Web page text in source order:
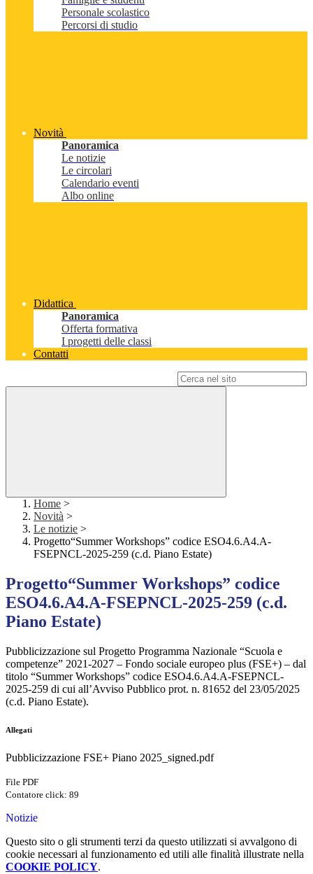
Personale scolastico
Percorsi di studio
Novità
Panoramica
Le notizie
Le circolari
Calendario eventi
Albo online
Didattica
Panoramica
Offerta formativa
I progetti delle classi
Contatti
Home >
Novità >
Le notizie >
Progetto“Summer Workshops” codice ESO4.6.A4.A-
FSEPNCL-2025-259 (c.d. Piano Estate)
Progetto“Summer Workshops” codice
ESO4.6.A4.A-FSEPNCL-2025-259 (c.d.
Piano Estate)
Pubblicizzazione sul Progetto Programma Nazionale “Scuola e
competenze” 2021-2027 – Fondo sociale europeo plus (FSE+) – dal
titolo “Summer Workshops” codice ESO4.6.A4.A-FSEPNCL-
2025-259 di cui all’Avviso Pubblico prot. n. 81652 del 23/05/2025
(c.d. Piano Estate).
Allegati
Pubblicizzazione FSE+ Piano 2025_signed.pdf
File PDF
Contatore click: 89
Notizie
Questo sito o gli strumenti terzi da questo utilizzati si avvalgono di
cookie necessari al funzionamento ed utili alle finalità illustrate nella
COOKIE POLICY.